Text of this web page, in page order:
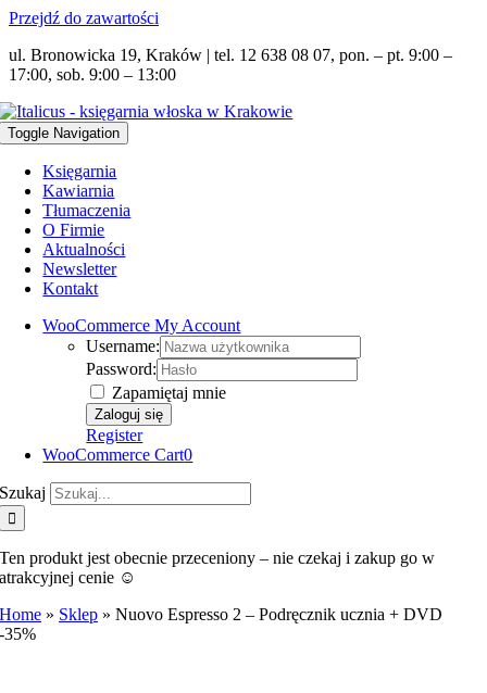
Przejdź do zawartości
ul. Bronowicka 19, Kraków | tel. 12 638 08 07, pon. – pt. 9:00 –
17:00, sob. 9:00 – 13:00
Toggle Navigation
Księgarnia
Kawiarnia
Tłumaczenia
O Firmie
Aktualności
Newsletter
Kontakt
WooCommerce My Account
Username:
Password:
Zapamiętaj mnie
Register
WooCommerce Cart0
Szukaj
Ten produkt jest obecnie przeceniony – nie czekaj i zakup go w
atrakcyjnej cenie ☺️
Home » Sklep »Nuovo Espresso 2 – Podręcznik ucznia + DVD
-35%